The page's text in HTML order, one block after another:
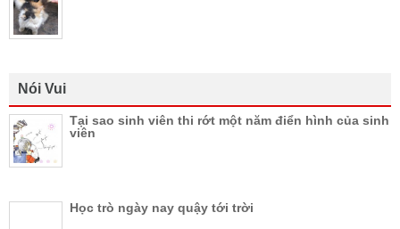
Nói Vui
Tại sao sinh viên thi rớt một năm điển hình của sinh
viên
Học trò ngày nay quậy tới trời